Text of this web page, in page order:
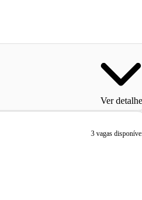
Ver
3 vagas